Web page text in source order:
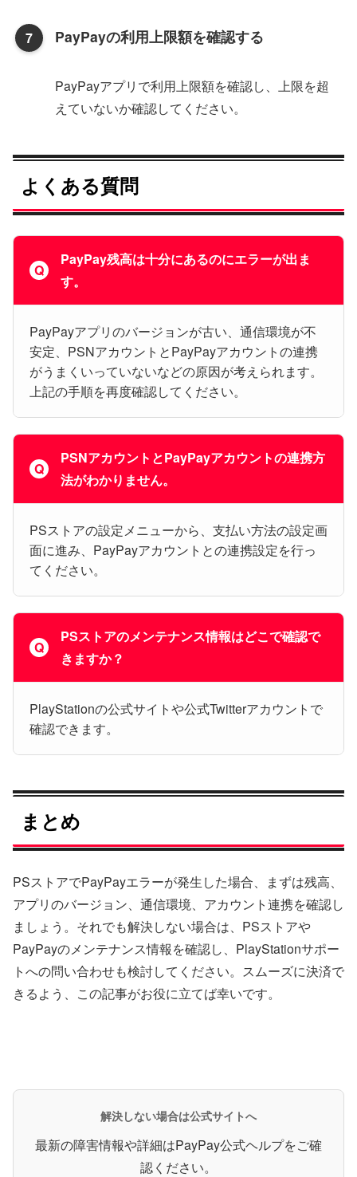
PayPayの利用上限額を確認する
PayPayアプリで利用上限額を確認し、上限を超
えていないか確認してください。
よくある質問
PayPay残高は十分にあるのにエラーが出ま
す。
PayPayアプリのバージョンが古い、通信環境が不
安定、PSNアカウントとPayPayアカウントの連携
がうまくいっていないなどの原因が考えられます。
上記の手順を再度確認してください。
PSNアカウントとPayPayアカウントの連携方
法がわかりません。
PSストアの設定メニューから、支払い方法の設定画
面に進み、PayPayアカウントとの連携設定を行っ
てください。
PSストアのメンテナンス情報はどこで確認で
きますか？
PlayStationの公式サイトや公式Twitterアカウントで
確認できます。
まとめ
PSストアでPayPayエラーが発生した場合、まずは残高、
アプリのバージョン、通信環境、アカウント連携を確認し
ましょう。それでも解決しない場合は、PSストアや
PayPayのメンテナンス情報を確認し、PlayStationサポー
トへの問い合わせも検討してください。スムーズに決済で
きるよう、この記事がお役に立てば幸いです。
解決しない場合は公式サイトへ
最新の障害情報や詳細はPayPay公式ヘルプをご確
認ください。